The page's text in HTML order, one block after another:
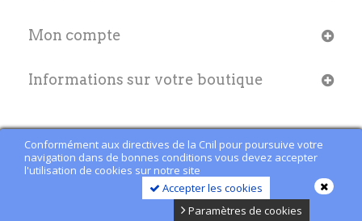
Conformément aux directives de la Cnil pour poursuive votre
navigation dans de bonnes conditions vous devez accepter
l'utilisation de cookies sur notre site
Accepter les cookies
Paramètres de cookies
Mon compte
Informations sur votre boutique